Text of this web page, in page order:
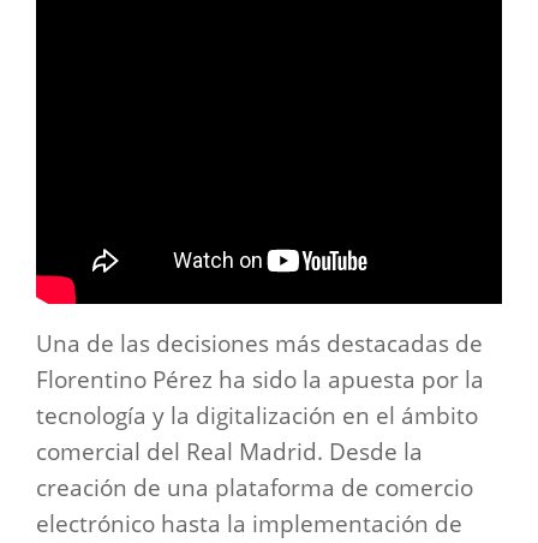
Una de las decisiones más destacadas de
Florentino Pérez ha sido la apuesta por la
tecnología y la digitalización en el ámbito
comercial del Real Madrid. Desde la
creación de una plataforma de comercio
electrónico hasta la implementación de